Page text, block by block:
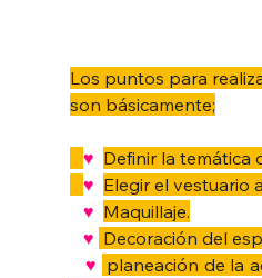
Los puntos para
son básicamente;
♥ Definir la temática
♥ Elegir el vestuario
   ♥
Maquillaje.
   ♥
Decoración del
   ♥
planeación de la